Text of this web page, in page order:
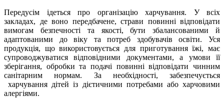
Передусім ідеться про організацію харчування. У всіх
закладах, де воно передбачене, страви повинні відповідати
вимогам безпечності та якості, бути збалансованими й
адаптованими до віку та потреб здобувачів освіти. Уся
продукція, що використовується для приготування їжі, має
супроводжуватися відповідними документами, а умови її
зберігання, обробки та подачі повинні відповідати чинним
санітарним нормам. За необхідності, забезпечується
харчування дітей із дієтичними потребами або харчовими
алергіями.